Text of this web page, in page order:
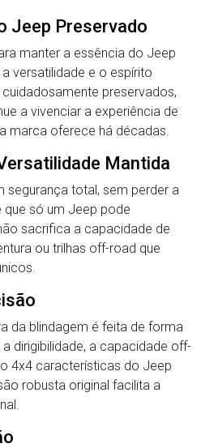
Jeep Preservado
manter a essência do Jeep
versatilidade e o espírito
preservados,
a vivenciar a experiência de
marca oferece há décadas.
Mantida
segurança total, sem perder a
só um Jeep pode
sacrifica a capacidade de
ou trilhas off-road que
da blindagem é feita de forma
dirigibilidade, a capacidade off-
4x4 características do Jeep
robusta original facilita a